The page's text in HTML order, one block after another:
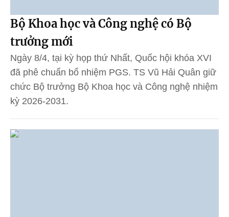
Bộ Khoa học và Công nghệ có Bộ
trưởng mới
Ngày 8/4, tại kỳ họp thứ Nhất, Quốc hội khóa XVI
đã phê chuẩn bổ nhiệm PGS. TS Vũ Hải Quân giữ
chức Bộ trưởng Bộ Khoa học và Công nghệ nhiệm
kỳ 2026-2031.